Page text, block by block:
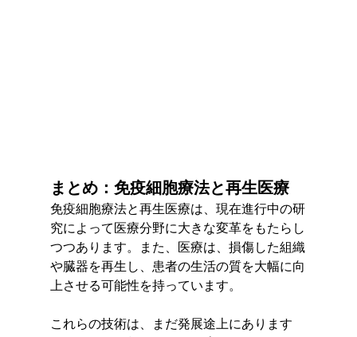
まとめ：免疫細胞療法と再生医療
免疫細胞療法と再生医療は、現在進行中の研
究によって医療分野に大きな変革をもたらし
つつあります。また、医療は、損傷した組織
や臓器を再生し、患者の生活の質を大幅に向
上させる可能性を持っています。
これらの技術は、まだ発展途上にあります